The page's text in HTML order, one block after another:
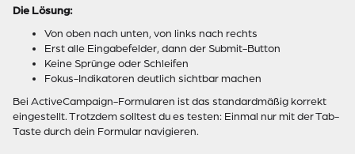
Die Lösung:
Von oben nach unten, von links nach rechts
Erst alle Eingabefelder, dann der Submit-Button
Keine Sprünge oder Schleifen
Fokus-Indikatoren deutlich sichtbar machen
Bei ActiveCampaign-Formularen ist das standardmäßig korrekt
eingestellt. Trotzdem solltest du es testen: Einmal nur mit der Tab-
Taste durch dein Formular navigieren.